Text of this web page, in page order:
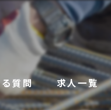
質問 求人一覧